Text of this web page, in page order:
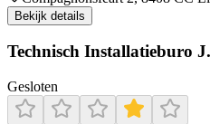
Bekijk details
Technisch Installatieburo
Gesloten